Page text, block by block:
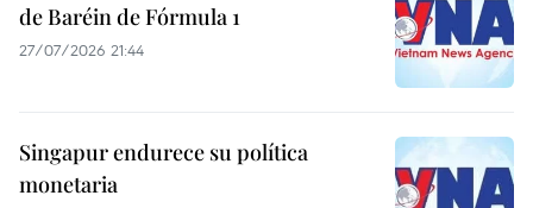
de Baréin de Fórmula 1
27/07/2026 21:44
Singapur endurece su política
monetaria